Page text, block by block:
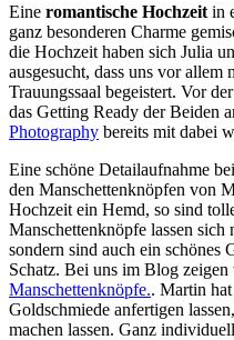
Eine romantische Hochzeit in
ganz besonderen Charme
die Hochzeit haben sich Julia
ausgesucht, dass uns vor
Trauungssaal begeistert. Vor
das Getting Ready der Beiden
Photography bereits mit dabei
Eine schöne Detailaufnahme
den Manschettenknöpfen von
Hochzeit ein Hemd, so sind
Manschettenknöpfe lassen
sondern sind auch ein schönes
Schatz. Bei uns im Blog
Manschettenknöpfe.. Martin
Goldschmiede anfertigen
machen lassen. Ganz